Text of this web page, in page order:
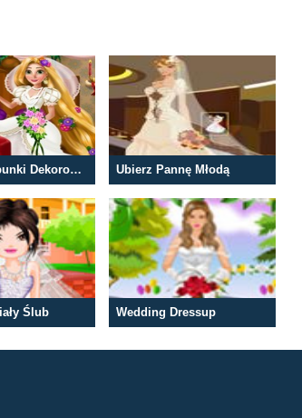
Ślub Roszpunki Dekorowanie Pokoju Ubierz Pannę Młodą
Ślub Wedding Dressup